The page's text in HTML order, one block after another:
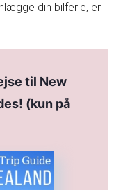
din bilferie, er
til New
(kun på